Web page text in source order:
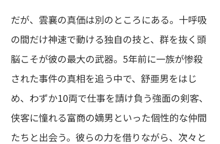
だが、雲襄の真価は別のところにある。十呼吸
の間だけ神速で動ける独自の技と、群を抜く頭
脳こそが彼の最大の武器。5年前に一族が惨殺
された事件の真相を追う中で、舒亜男をはじ
め、わずか10両で仕事を請け負う強面の剣客、
侠客に憧れる富商の嫡男といった個性的な仲間
たちと出会う。彼らの力を借りながら、次々と